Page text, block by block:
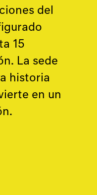
del
15
La sede
historia
en un